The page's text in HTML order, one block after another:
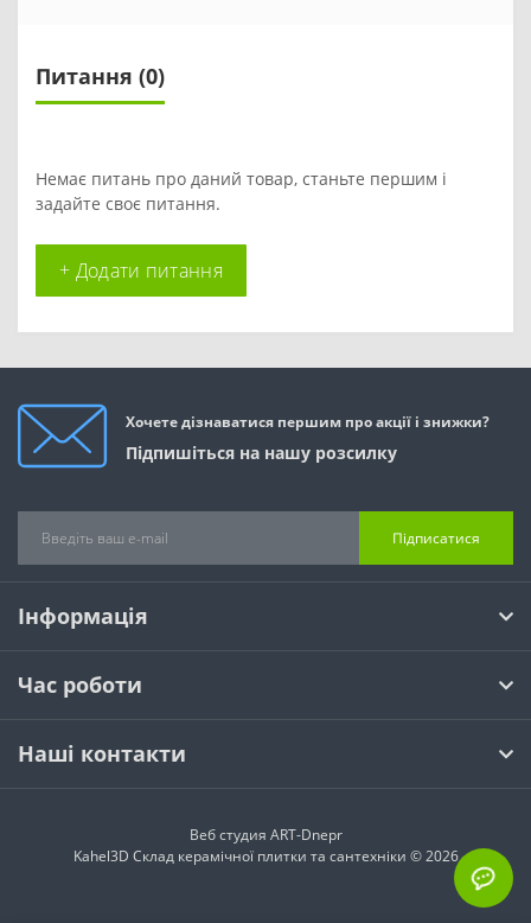
Питання (0)
Немає питань про даний товар, станьте першим і
задайте своє питання.
+ Додати питання
Хочете дізнаватися першим про акції і знижки?
Підпишіться на нашу розсилку
Підписатися
Інформація
Час роботи
Наші контакти
Веб студия ART-Dnepr
Kahel3D Склад керамічної плитки та сантехніки © 2026